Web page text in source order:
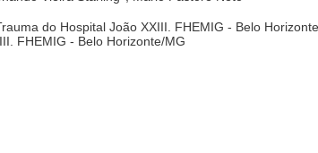
do Hospital João XXIII. FHEMIG - Belo
FHEMIG - Belo Horizonte/MG